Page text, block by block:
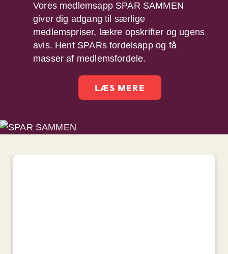
Vores medlemsapp SPAR SAMMEN
giver dig adgang til særlige
medlemspriser, lækre opskrifter og ugens
avis. Hent SPARs fordelsapp og få
masser af medlemsfordele.
LÆS MERE